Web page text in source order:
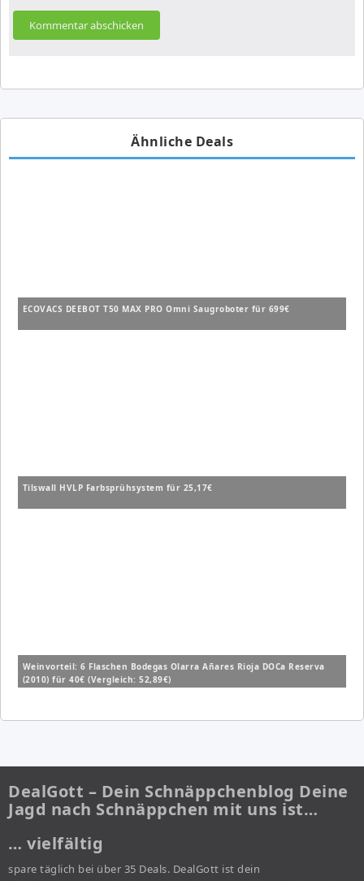
Ähnliche Deals
ECOVACS DEEBOT T50 MAX PRO Omni Saugroboter für 699€
Tilswall HVLP Farbsprühsystem für 25,17€
Weinvorteil: 6 Flaschen Bodegas Olarra Añares Rioja DOCa Reserva
(2010) für 40€ (Vergleich: 52,89€)
DealGott – Dein Schnäppchenblog Deine
Jagd nach Schnäppchen mit uns ist…
… vielfältig
spare täglich bei über 35 Deals. DealGott ist dein